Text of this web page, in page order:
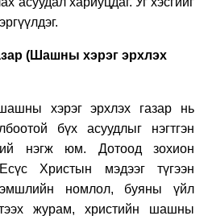
(Шашны хэрэг эрхлэх
хэрэг эрхлэх газар нь
бүх асуудлыг нэгтгэн
нэгж юм. Дотоод зохион
Христын мэдээг түгээн
номлол, буяны үйл
журам, христийн шашны